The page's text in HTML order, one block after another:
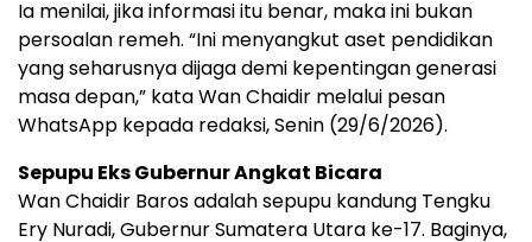
Ia menilai, jika informasi itu benar, maka ini bukan
persoalan remeh. “Ini menyangkut aset pendidikan
yang seharusnya dijaga demi kepentingan generasi
masa depan,” kata Wan Chaidir melalui pesan
WhatsApp kepada redaksi, Senin (29/6/2026).
Sepupu Eks Gubernur Angkat Bicara
Wan Chaidir Baros adalah sepupu kandung Tengku
Ery Nuradi, Gubernur Sumatera Utara ke-17. Baginya,